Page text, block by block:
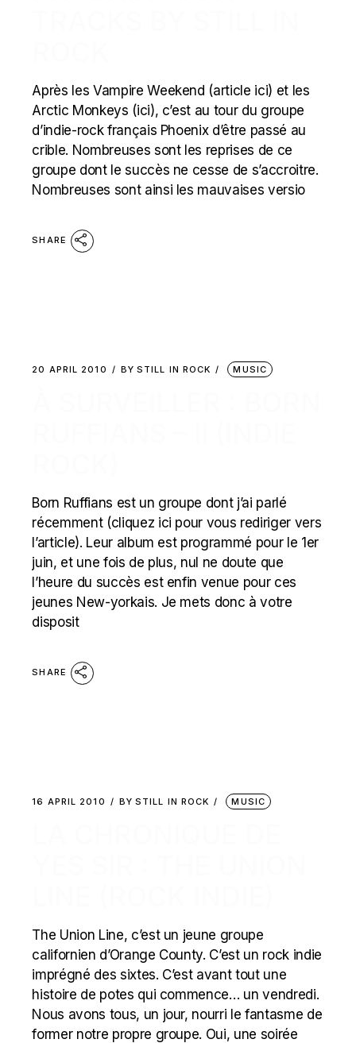
Après les Vampire Weekend (article ici) et les
Arctic Monkeys (ici), c’est au tour du groupe
d’indie-rock français Phoenix d’être passé au
crible. Nombreuses sont les reprises de ce
groupe dont le succès ne cesse de s’accroitre.
Nombreuses sont ainsi les mauvaises versio
SHARE
20 APRIL 2010 BY STILL IN ROCK MUSIC
Born Ruffians est un groupe dont j’ai parlé
récemment (cliquez ici pour vous rediriger vers
l’article). Leur album est programmé pour le 1er
juin, et une fois de plus, nul ne doute que
l’heure du succès est enfin venue pour ces
jeunes New-yorkais. Je mets donc à votre
disposit
SHARE
16 APRIL 2010 BY STILL IN ROCK MUSIC
The Union Line, c’est un jeune groupe
californien d’Orange County. C’est un rock indie
imprégné des sixtes. C’est avant tout une
histoire de potes qui commence… un vendredi.
Nous avons tous, un jour, nourri le fantasme de
former notre propre groupe. Oui, une soirée